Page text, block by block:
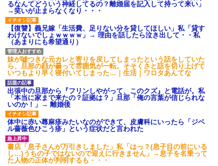
るなんてどういう神経してるの？離婚届を記入して持って来い」
→笑いが止まらなくなり・・・
【復讐】義兄嫁「生活費、足りない分を貸してほしい」私「貸す
わけないでしょｗｗｗｗ」→ 理由を話したら泣き出して・・私
（あまりにも希望通り）
妹が嘘つきな元カレと寄りを戻してしまったという話をしていた
ら、旦那の顔が曇って雰囲気が一転。そそくさと話を切り上げて
いつもより早く寝付いてしまった…｜生活｜ワロタあんてな
出張中の旦那から『フリンしやがって、このクズ』と電話が。私
「本当に家まで来たの？証拠は？」旦那「俺の言葉が信じられな
いのか！」→ 離婚後
体中に赤い蕁麻疹みたいなのができて、皮膚科にいったら「ジベ
ル薔薇色ひこう疹」という症状だと言われた
書店「息子さんが万引きしました」私「はっ？(息子目の前にいる
し…)うちの子ではないので迎えに行きません」→息子を名乗って
た人物の正体が判明するも・・・